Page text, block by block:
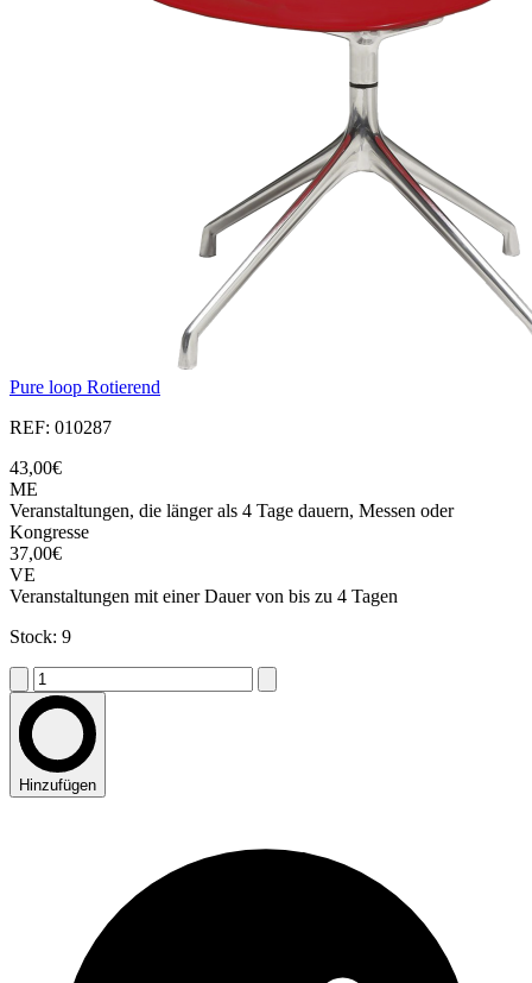
Pure loop Rotierend
REF: 010287
43,00€
ME
Veranstaltungen, die länger als 4 Tage dauern, Messen oder
Kongresse
37,00€
VE
Veranstaltungen mit einer Dauer von bis zu 4 Tagen
Stock: 9
Hinzufügen